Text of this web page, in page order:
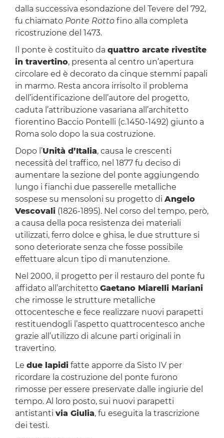
dalla successiva esondazione del Tevere del 792,
fu chiamato Ponte Rottofino alla completa
ricostruzione del 1473.
Il ponte è costituito da quattro arcate rivestite
in travertino, presenta al centro un’apertura
circolare ed è decorato da cinque stemmi papali
in marmo. Resta ancora irrisolto il problema
dell’identificazione dell’autore del progetto,
caduta l’attribuzione vasariana all’architetto
fiorentino Baccio Pontelli (c.1450-1492) giunto a
Roma solo dopo la sua costruzione.
Dopo l’Unità d’Italia, causa le crescenti
necessità del traffico, nel 1877 fu deciso di
aumentare la sezione del ponte aggiungendo
lungo i fianchi due passerelle metalliche
sospese su mensoloni su progetto di Angelo
Vescovali(1826-1895). Nel corso del tempo, però,
a causa della poca resistenza dei materiali
utilizzati, ferro dolce e ghisa, le due strutture si
sono deteriorate senza che fosse possibile
effettuare alcun tipo di manutenzione.
Nel 2000, il progetto per il restauro del ponte fu
affidato all’architetto Gaetano Miarelli Mariani
che rimosse le strutture metalliche
ottocentesche e fece realizzare nuovi parapetti
restituendogli l’aspetto quattrocentesco anche
grazie all’utilizzo di alcune parti originali in
travertino.
Le due lapidifatte apporre da Sisto IV per
ricordare la costruzione del ponte furono
rimosse per essere preservate dalle ingiurie del
tempo. Al loro posto, sui nuovi parapetti
antistanti via Giulia, fu eseguita la trascrizione
dei testi.